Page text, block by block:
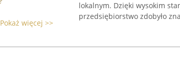
Pokaż więcej >>
lokalnym. Dzięki wysokim
przedsiębiorstwo zdobyło